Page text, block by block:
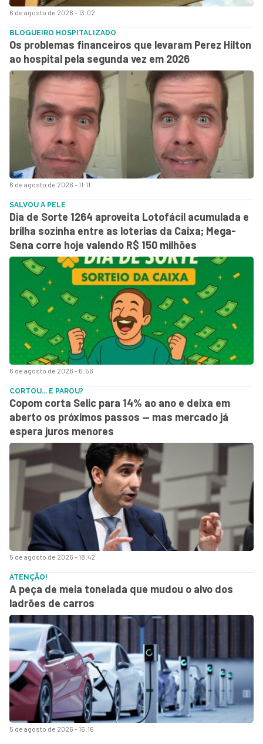
6 de agosto de 2026 - 13:02
6 de agosto de 2026 - 11:11
BLOGUEIRO HOSPITALIZADO
Os problemas financeiros que levaram Perez Hilton
ao hospital pela segunda vez em 2026
6 de agosto de 2026 - 6:56
SALVOU A PELE
Dia de Sorte 1264 aproveita Lotofácil acumulada e
brilha sozinha entre as loterias da Caixa; Mega-
Sena corre hoje valendo R$ 150 milhões
5 de agosto de 2026 - 18:42
CORTOU... E PAROU?
Copom corta Selic para 14% ao ano e deixa em
aberto os próximos passos — mas mercado já
espera juros menores
5 de agosto de 2026 - 16:16
ATENÇÃO!
A peça de meia tonelada que mudou o alvo dos
ladrões de carros